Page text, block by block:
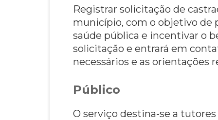
Registrar solicitação de
município, com o objetivo de
saúde pública e incentivar o
solicitação e entrará em
necessários e as orientações
Público
O serviço destina-se a